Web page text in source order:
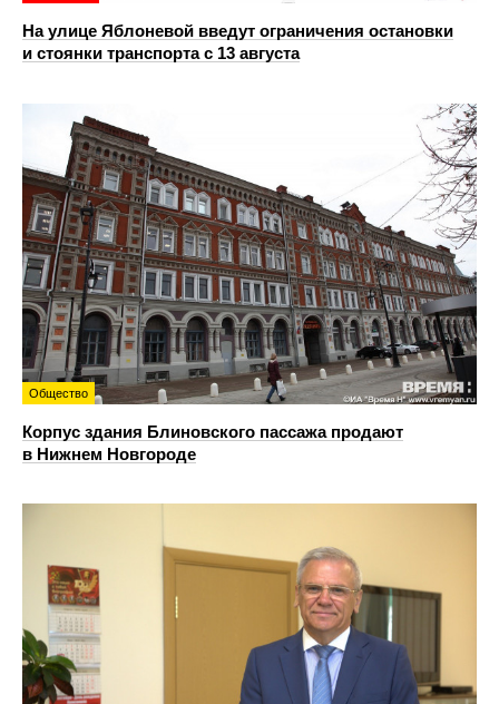
На улице Яблоневой введут ограничения остановки
и стоянки транспорта с 13 августа
Общество
Корпус здания Блиновского пассажа продают
в Нижнем Новгороде